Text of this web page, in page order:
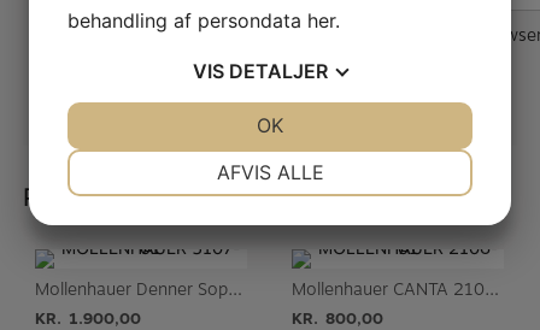
Gem mit navn, mail og websted i denne
Relaterede varer
Mollenhauer Denner Soprano blokfløjte 5107
KR. 1.900,00
Mollenhauer CANTA 2106 blokfløjte
KR. 800,00
behandling af persondata her.
VIS DETALJER
MARKETING STATISTIK
AFVIS ALLE
OK